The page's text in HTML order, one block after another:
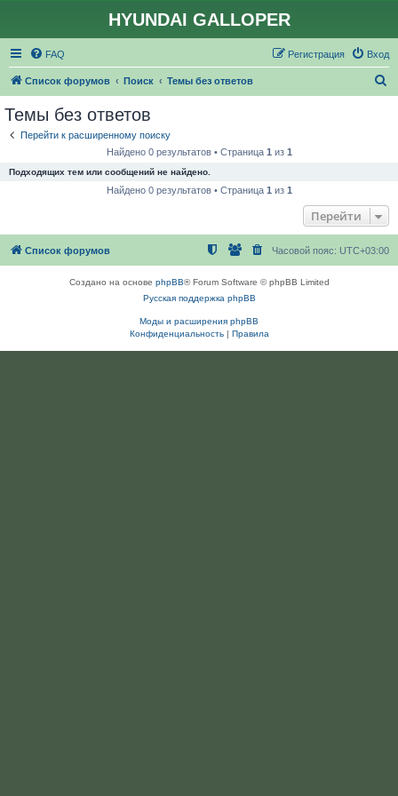
HYUNDAI GALLOPER
FAQ Вход
Регистрация
Список форумов Поиск Темы без ответов
Темы без ответов
Перейти к расширенному поиску
Найдено 0 результатов • Страница 1 из 1
Подходящих тем или сообщений не найдено.
Найдено 0 результатов • Страница 1 из 1
Перейти
Список форумов Часовой пояс: UTC+03:00
Создано на основе phpBB® Forum Software © phpBB Limited
Русская поддержка phpBB
Моды и расширения phpBB
Конфиденциальность| Правила